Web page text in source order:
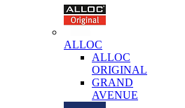
ALLOC
ALLOC
ORIGINAL
GRAND
AVENUE